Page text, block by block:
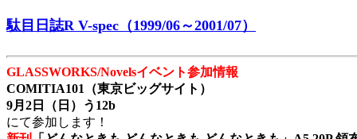
駄目日誌R V-spec（1999/06～2001/07）
GLASSWORKS/Novelsイベント参加情報
COMITIA101（東京ビッグサイト）
9月2日（日）う12b
にて参加します！